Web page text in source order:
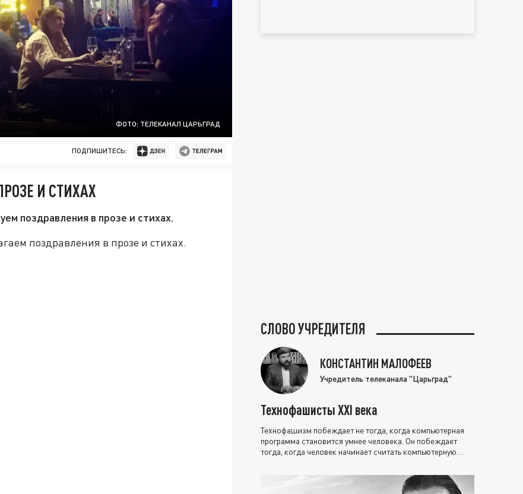
ФОТО: ТЕЛЕКАНАЛ ЦАРЬГРАД
ПОДПИШИТЕСЬ:
И СТИХАХ
поздравления в прозе и стихах.
поздравления в прозе и стихах.
СЛОВО УЧРЕДИТЕЛЯ
КОНСТАНТИН МАЛОФЕЕВ
Учредитель телеканала "Царьград"
Технофашисты XXI века
Технофашизм побеждает не тогда, когда компьютерная
программа становится умнее человека. Он побеждает
тогда, когда человек начинает считать компьютерную